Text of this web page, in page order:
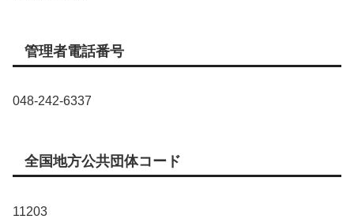
管理者電話番号
048-242-6337
全国地方公共団体コード
11203